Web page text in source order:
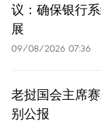
议：确保银行
展
09/08/2026 07:36
老挝国会主席
别公报